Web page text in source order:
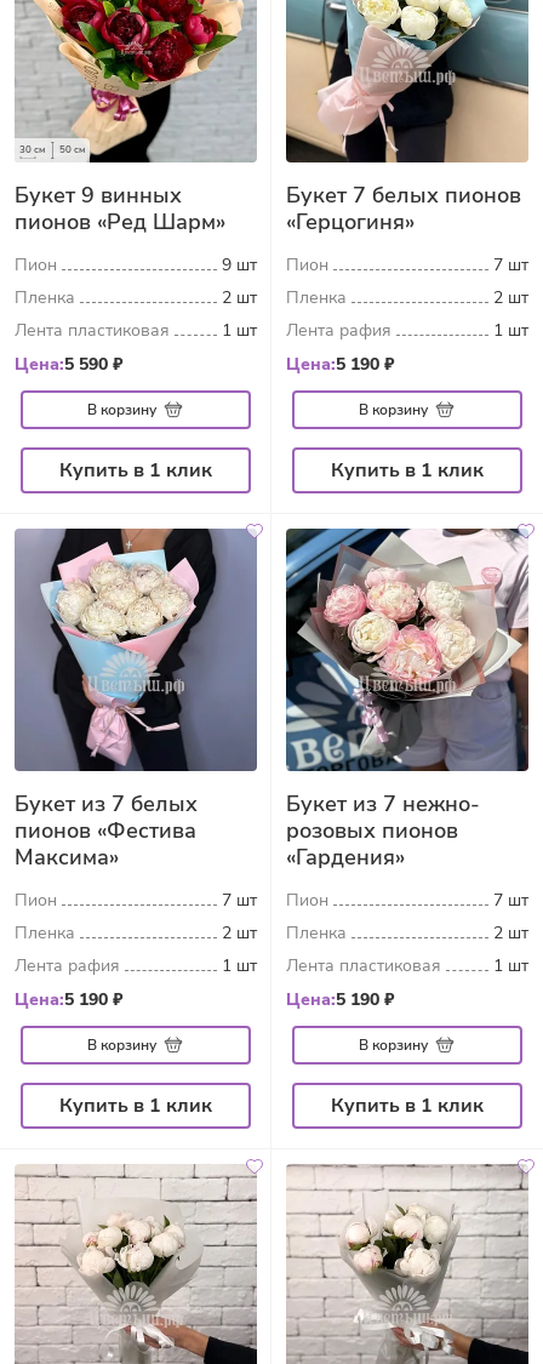
30 см 50 см
Букет 9 винных
пионов «Ред Шарм»
Пион
9 шт
Пленка
2 шт
Лента пластиковая
1 шт
Цена:5 590 ₽
В корзину
Купить в 1 клик
Букет 7 белых пионов
«Герцогиня»
Пион
7 шт
Пленка
2 шт
Лента рафия
1 шт
Цена:5 190 ₽
В корзину
Купить в 1 клик
Букет из 7 белых
пионов «Фестива
Максима»
Пион
7 шт
Пленка
2 шт
Лента рафия
1 шт
Цена:5 190 ₽
В корзину
Купить в 1 клик
Букет из 7 нежно-
розовых пионов
«Гардения»
Пион
7 шт
Пленка
2 шт
Лента пластиковая
1 шт
Цена:5 190 ₽
В корзину
Купить в 1 клик